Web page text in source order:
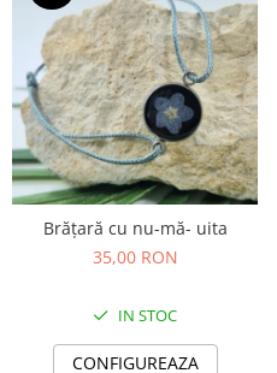
Brățară cu nu-mă- uita
35,00 RON
IN STOC
CONFIGUREAZA